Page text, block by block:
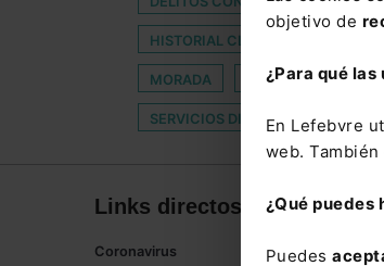
objetivo de
¿Para qué
En Lefebvre
web.
¿Qué puedes
Puedes
HISTORIAL CLÍNICO
MORADA OFFICE
SERVICIOS DIGITALES
Links directos
Coronavirus